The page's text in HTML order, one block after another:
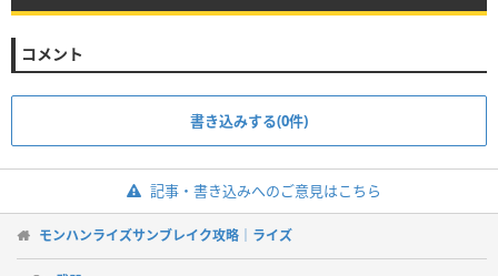
コメント
書き込みする(0件)
記事・書き込みへのご意見はこちら
モンハンライズサンブレイク攻略｜ライズ